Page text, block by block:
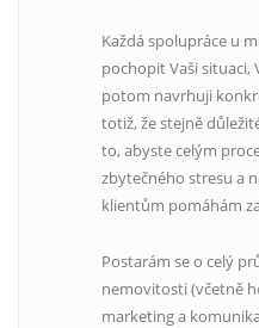
Každá spolupráce u
pochopit Vaši situaci,
potom navrhuji
totiž, že stejně
to, abyste celým
zbytečného stresu a
klientům pomáhám
Postarám se o celý
nemovitosti (včetně
marketing a